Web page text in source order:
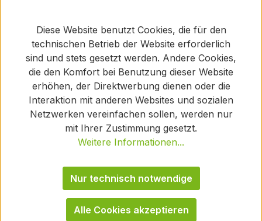
Diese Website benutzt Cookies, die für den
technischen Betrieb der Website erforderlich
sind und stets gesetzt werden. Andere Cookies,
die den Komfort bei Benutzung dieser Website
erhöhen, der Direktwerbung dienen oder die
Interaktion mit anderen Websites und sozialen
Netzwerken vereinfachen sollen, werden nur
mit Ihrer Zustimmung gesetzt.
Weitere Informationen...
Nur technisch notwendige
Alle Cookies akzeptieren